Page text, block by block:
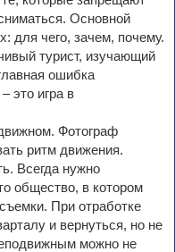
Основной
для чего, зачем, почему.
турист, изучающий
ошибка
это игра в
Фотограф
ритм движения.
Всегда нужно
общество, в котором
При отработке
и вернуться, но не
можно не